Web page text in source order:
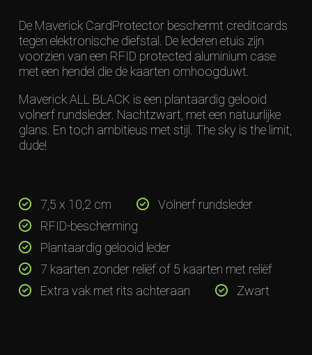
De Maverick CardProtector beschermt creditcards
tegen elektronische diefstal. De lederen etuis zijn
voorzien van een RFID protected aluminium case
met een hendel die de kaarten omhoogduwt.
Maverick ALL BLACK is een plantaardig gelooid
volnerf rundsleder. Nachtzwart, met een natuurlijke
glans. En toch ambitieus met stijl. The sky is the limit,
dude!
7,5 x 10,2 cm
Volnerf rundsleder
RFID-bescherming
Plantaardig gelooid leder
7 kaarten zonder reliëf of 5 kaarten met reliëf
Extra vak met rits achteraan
Zwart